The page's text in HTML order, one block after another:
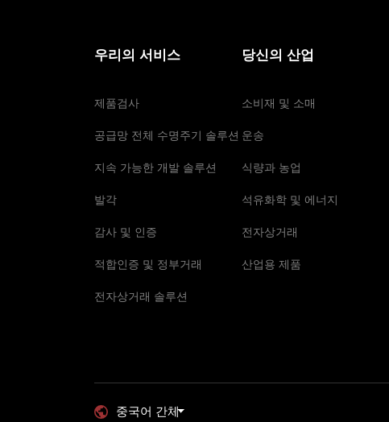
우리의 서비스
제품검사
공급망 전체 수명주기 솔루션
지속 가능한 개발 솔루션
발각
감사 및 인증
적합인증 및 정부거래
전자상거래 솔루션
당신의 산업
소비재 및 소매
운송
식량과 농업
석유화학 및 에너지
전자상거래
산업용 제품
중국어 간체